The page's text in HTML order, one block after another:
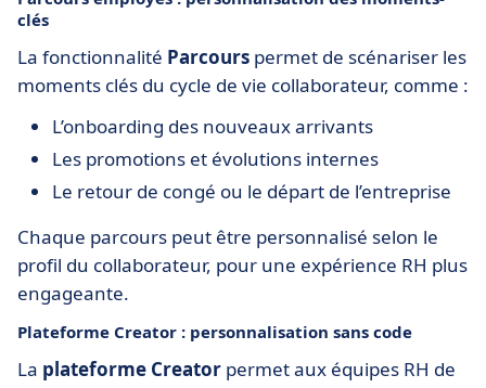
clés
La fonctionnalité Parcours permet de scénariser les
moments clés du cycle de vie collaborateur, comme :
L’onboarding des nouveaux arrivants
Les promotions et évolutions internes
Le retour de congé ou le départ de l’entreprise
Chaque parcours peut être personnalisé selon le
profil du collaborateur, pour une expérience RH plus
engageante.
Plateforme Creator : personnalisation sans code
La plateforme Creator permet aux équipes RH de